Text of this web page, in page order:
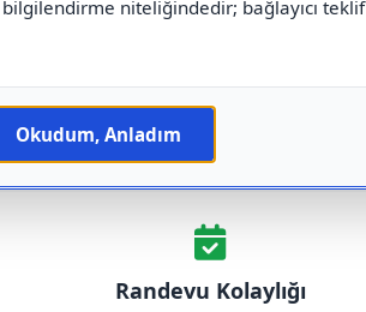
niteliğindedir; bağlayıcı teklif
Okudum, Anladım
Randevu Kolaylığı